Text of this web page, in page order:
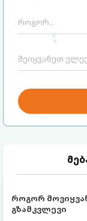
როგორ
გზამკვლევი